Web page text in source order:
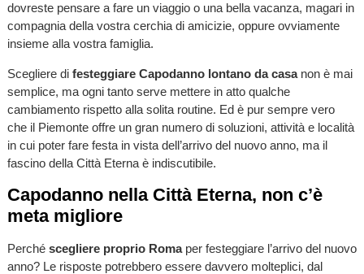
dovreste pensare a fare un viaggio o una bella vacanza, magari in
compagnia della vostra cerchia di amicizie, oppure ovviamente
insieme alla vostra famiglia.
Scegliere di festeggiare Capodanno lontano da casanon è mai
semplice, ma ogni tanto serve mettere in atto qualche
cambiamento rispetto alla solita routine. Ed è pur sempre vero
che il Piemonte offre un gran numero di soluzioni, attività e località
in cui poter fare festa in vista dell’arrivo del nuovo anno, ma il
fascino della Città Eterna è indiscutibile.
Capodanno nella Città Eterna, non c’è
meta migliore
Perché scegliere proprio Romaper festeggiare l’arrivo del nuovo
anno? Le risposte potrebbero essere davvero molteplici, dal